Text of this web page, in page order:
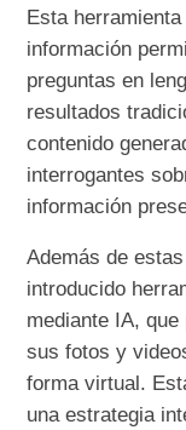
Esta
información
preguntas en
resultados
contenido
interrogantes
información
Además de
introducido
mediante IA,
sus fotos y
forma virtual.
una estrategia